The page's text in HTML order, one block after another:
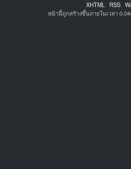
XHTML RSS
หน้านี้ถูกสร้างขึ้นภายในเวลา